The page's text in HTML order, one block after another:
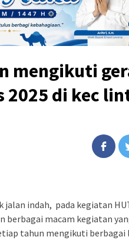
mengikuti
2025 di kec
indah, pada kegiatan
berbagai macam kegiatan
tahun mengikuti berbagai